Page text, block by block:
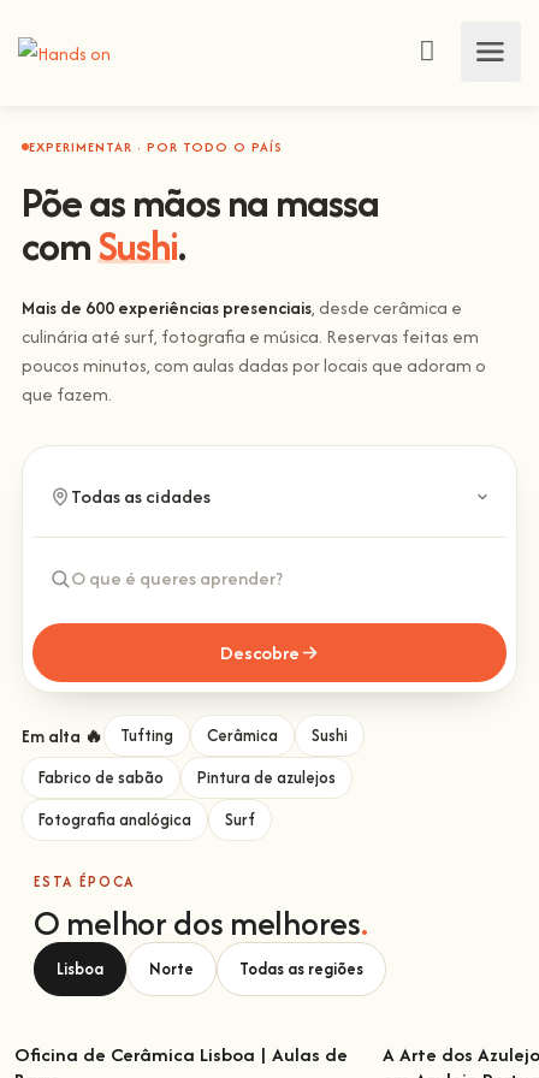
EXPERIMENTAR · POR TODO O PAÍS
Põe as mãos na massa
comSushi.
Mais de 600 experiências presenciais, desde cerâmica e
culinária até surf, fotografia e música. Reservas feitas em
poucos minutos, com aulas dadas por locais que adoram o
que fazem.
Descobre
Em alta 🔥 Tufting Cerâmica
Sushi
Fabrico de sabão
Pintura de azulejos
Fotografia analógica
Surf
ESTA ÉPOCA
O melhor dos melhores.
Lisboa Norte Todas as regiões
Oficina de Cerâmica Lisboa | Aulas de
A Arte dos